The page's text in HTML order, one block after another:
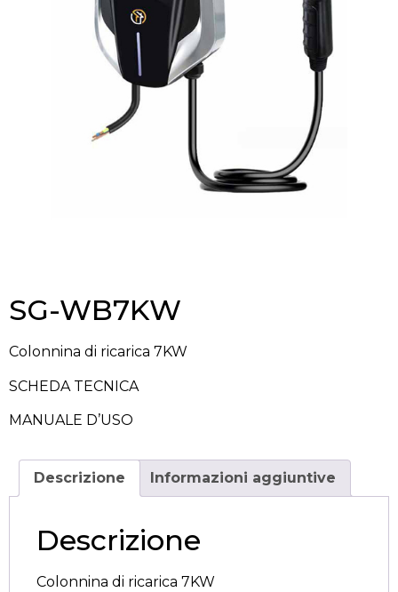
SG-WB7KW
Colonnina di ricarica 7KW
SCHEDA TECNICA
MANUALE D’USO
Descrizione Informazioni aggiuntive
Descrizione
Colonnina di ricarica 7KW